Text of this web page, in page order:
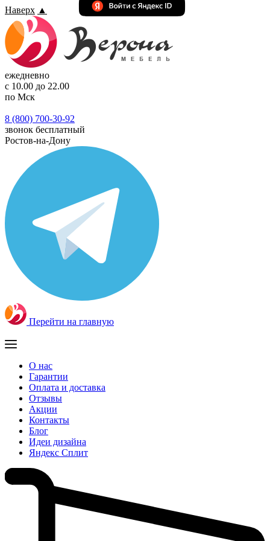
Наверх ▲
ежедневно
с 10.00 до 22.00
по Мск
8 (800) 700-30-92
звонок бесплатный
Ростов-на-Дону
Перейти на главную
О нас
Гарантии
Оплата и доставка
Отзывы
Акции
Контакты
Блог
Идеи дизайна
Яндекс Сплит